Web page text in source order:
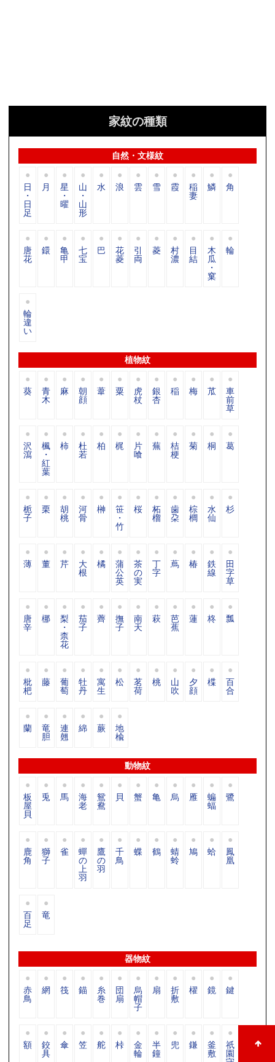
家紋の種類
自然・文様紋
日
・
日
足
月 星
・
曜
山
・
山
形
水 浪 雲 雪 霞 稲
妻
鱗 角
唐
花
鐶 亀
甲
七
宝
巴 花
菱
引
両
菱 村
濃
目
結
木
瓜
・
窠
輪
輪
違
い
植物紋
葵 青
木
麻 朝
顔
葦 粟 虎
杖
銀
杏
稲 梅 苽 車
前
草
沢
瀉
楓
・
紅
葉
柿 杜
若
柏 梶 片
喰
蕪 桔
梗
菊 桐 葛
栀
子
栗 胡
桃
河
骨
榊 笹
・
竹
桜 柘
榴
歯
朶
棕
櫚
水
仙
杉
薄 董 芹 大
根
橘 蒲
公
英
茶
の
実
丁
字
蔦 椿 鉄
線
田
字
草
唐
辛
梛 梨
・
柰
花
茄
子
薺 撫
子
南
天
萩 芭
蕉
蓮 柊 瓢
枇
杷
藤 葡
萄
牡
丹
寓
生
松 茗
荷
桃 山
吹
夕
顔
楪 百
合
蘭 竜
胆
連
翹
綿 蕨 地
楡
動物紋
板
屋
貝
兎 馬 海
老
鴛
鴦
貝 蟹 亀 烏 雁 蝙
蝠
鷺
鹿
角
獅
子
雀 蟬
の
上
羽
鷹
の
羽
千
鳥
蝶 鶴 蜻
蛉
鳩 蛤 鳳
凰
百
足
竜
器物紋
赤
鳥
網 筏 錨 糸
巻
団
扇
烏
帽
子
扇 折
敷
櫂 鏡 鍵
額 鉸
具
傘 笠 舵 桛 金
輪
半
鐘
兜 鎌 釜
敷
祇
園